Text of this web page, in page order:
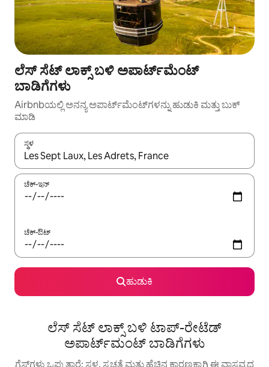
ಲೆಸ್ ಸೆಟ್ ಲಾಕ್ಸ್ ಬಳಿ ಅಪಾರ್ಟ್‌ಮೆಂಟ್
ಬಾಡಿಗೆಗಳು
Airbnbಯಲ್ಲಿ ಅನನ್ಯ ಅಪಾರ್ಟ್‌ಮೆಂಟ್‌ಗಳನ್ನು ಹುಡುಕಿ ಮತ್ತು ಬುಕ್
ಮಾಡಿ
ಸ್ಥಳ
ಫಲಿತಾಂಶಗಳು ಲಭ್ಯವಿರುವಾಗ, ಅಪ್ ಮತ್ತು ಡೌನ್ ಬಾಣದ ಕೀಲಿಗಳೊಂದಿಗೆ
ಚೆಕ್-ಇನ್
ಚೆಕ್-ಔಟ್
ಹುಡುಕಿ
ಲೆಸ್ ಸೆಟ್ ಲಾಕ್ಸ್ ಬಳಿ ಟಾಪ್-ರೇಟೆಡ್
ಅಪಾರ್ಟ್‌ಮಂಟ್ ಬಾಡಿಗೆಗಳು
ಗೆಸ್ಟ್‌ಗಳು ಒಪ್ಪುತ್ತಾರೆ: ಸ್ಥಳ, ಸ್ವಚ್ಛತೆ ಮತ್ತು ಹೆಚ್ಚಿನ ಕಾರಣಕ್ಕಾಗಿ ಈ ವಾಸ್ತವ್ಯದ